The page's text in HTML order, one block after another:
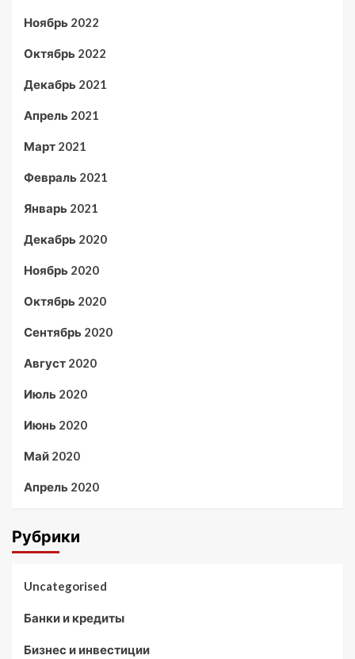
Ноябрь 2022
Октябрь 2022
Декабрь 2021
Апрель 2021
Март 2021
Февраль 2021
Январь 2021
Декабрь 2020
Ноябрь 2020
Октябрь 2020
Сентябрь 2020
Август 2020
Июль 2020
Июнь 2020
Май 2020
Апрель 2020
Рубрики
Uncategorised
Банки и кредиты
Бизнес и инвестиции